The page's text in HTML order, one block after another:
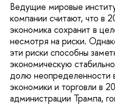
Ведущие мировые
компании считают, что в
экономика сохранит в
несмотря на риски.
эти риски способны
экономическую
долю неопределенности
экономики и торговли в
администрации Трампа,